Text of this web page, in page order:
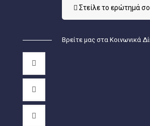
Στείλε τo ερώτημά
Βρείτε μας στα Κοινωνικά